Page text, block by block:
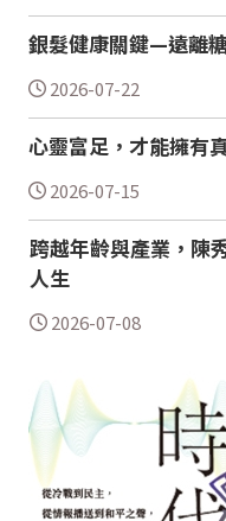
銀髮健康關鍵—遠離
2026-07-22
心靈富足，才能擁有
2026-07-15
跨越年齡與產業，陳
人生
2026-07-08